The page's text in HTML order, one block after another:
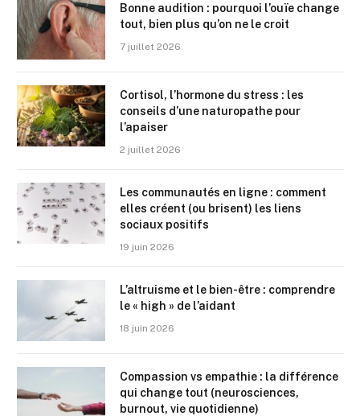
Bonne audition : pourquoi l’ouïe change
tout, bien plus qu’on ne le croit
7 juillet 2026
Cortisol, l’hormone du stress : les
conseils d’une naturopathe pour
l’apaiser
2 juillet 2026
Les communautés en ligne : comment
elles créent (ou brisent) les liens
sociaux positifs
19 juin 2026
L’altruisme et le bien-être : comprendre
le « high » de l’aidant
18 juin 2026
Compassion vs empathie : la différence
qui change tout (neurosciences,
burnout, vie quotidienne)